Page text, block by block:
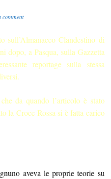
comment
sull’Almanacco Clandestino di
dopo, a Pasqua, sulla Gazzetta
reportage sulla stessa
da quando l’articolo è stato
la Croce Rossa si è fatta carico
aveva le proprie teorie su